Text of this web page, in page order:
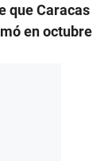
que Caracas
en octubre